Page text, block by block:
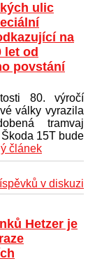
ulic
na
let od
povstání
80. výročí
války vyrazila
tramvaj
15T bude
článek
v diskuzi
Hetzer je